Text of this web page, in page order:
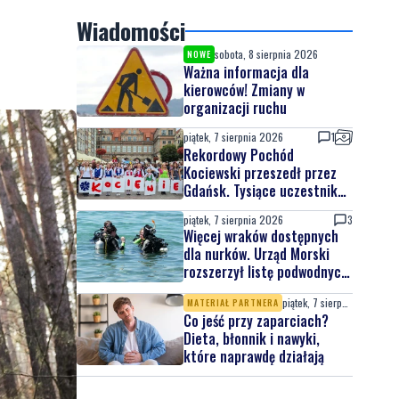
Wiadomości
NOWE sobota, 8 sierpnia 2026
Ważna informacja dla
kierowców! Zmiany w
organizacji ruchu
piątek, 7 sierpnia 2026 1
Rekordowy Pochód
Kociewski przeszedł przez
Gdańsk. Tysiące uczestników
na jubileuszowej edycji
piątek, 7 sierpnia 2026 3
Więcej wraków dostępnych
dla nurków. Urząd Morski
rozszerzył listę podwodnych
atrakcji
MATERIAŁ PARTNERA
Co jeść przy zaparciach?
Dieta, błonnik i nawyki,
które naprawdę działają